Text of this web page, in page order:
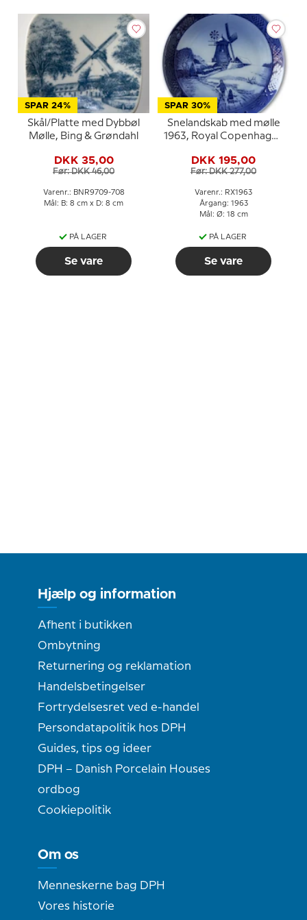
SPAR 24%
Skål/Platte med Dybbøl
Mølle, Bing & Grøndahl
DKK 35,00
Før: DKK 46,00
Varenr.: BNR9709-708
Mål: B: 8 cm x D: 8 cm
PÅ LAGER
Se vare
SPAR 30%
Snelandskab med mølle
1963, Royal Copenhagen
DKK 195,00
Før: DKK 277,00
Varenr.: RX1963
Årgang: 1963
Mål: Ø: 18 cm
PÅ LAGER
Se vare
Hjælp og information
Afhent i butikken
Ombytning
Returnering og reklamation
Handelsbetingelser
Fortrydelsesret ved e-handel
Persondatapolitik hos DPH
Guides, tips og ideer
DPH – Danish Porcelain Houses
ordbog
Cookiepolitik
Om os
Menneskerne bag DPH
Vores historie